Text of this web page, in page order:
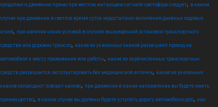
продолжить движение прямо при желтом мигающем сигнале светофора следует, в каком
случае при движении в светлое время суток недостаточно включения дневных ходовых
огней, при наличии каких условий в случаях вынужденной остановки транспортного
средства или дорожно транспо, какие из указанных знаков разрешают проезд на
автомобиле к месту проживания или работы, какие из перечисленных транспортных
средств разрешается эксплуатировать без медицинской аптечки, какие из указанных
знаков запрещают поворот налево, при движении в каком направлении вы будете иметь
преимущество, в каком случае вы должны будете уступить дорогу автомобилю дпс, как